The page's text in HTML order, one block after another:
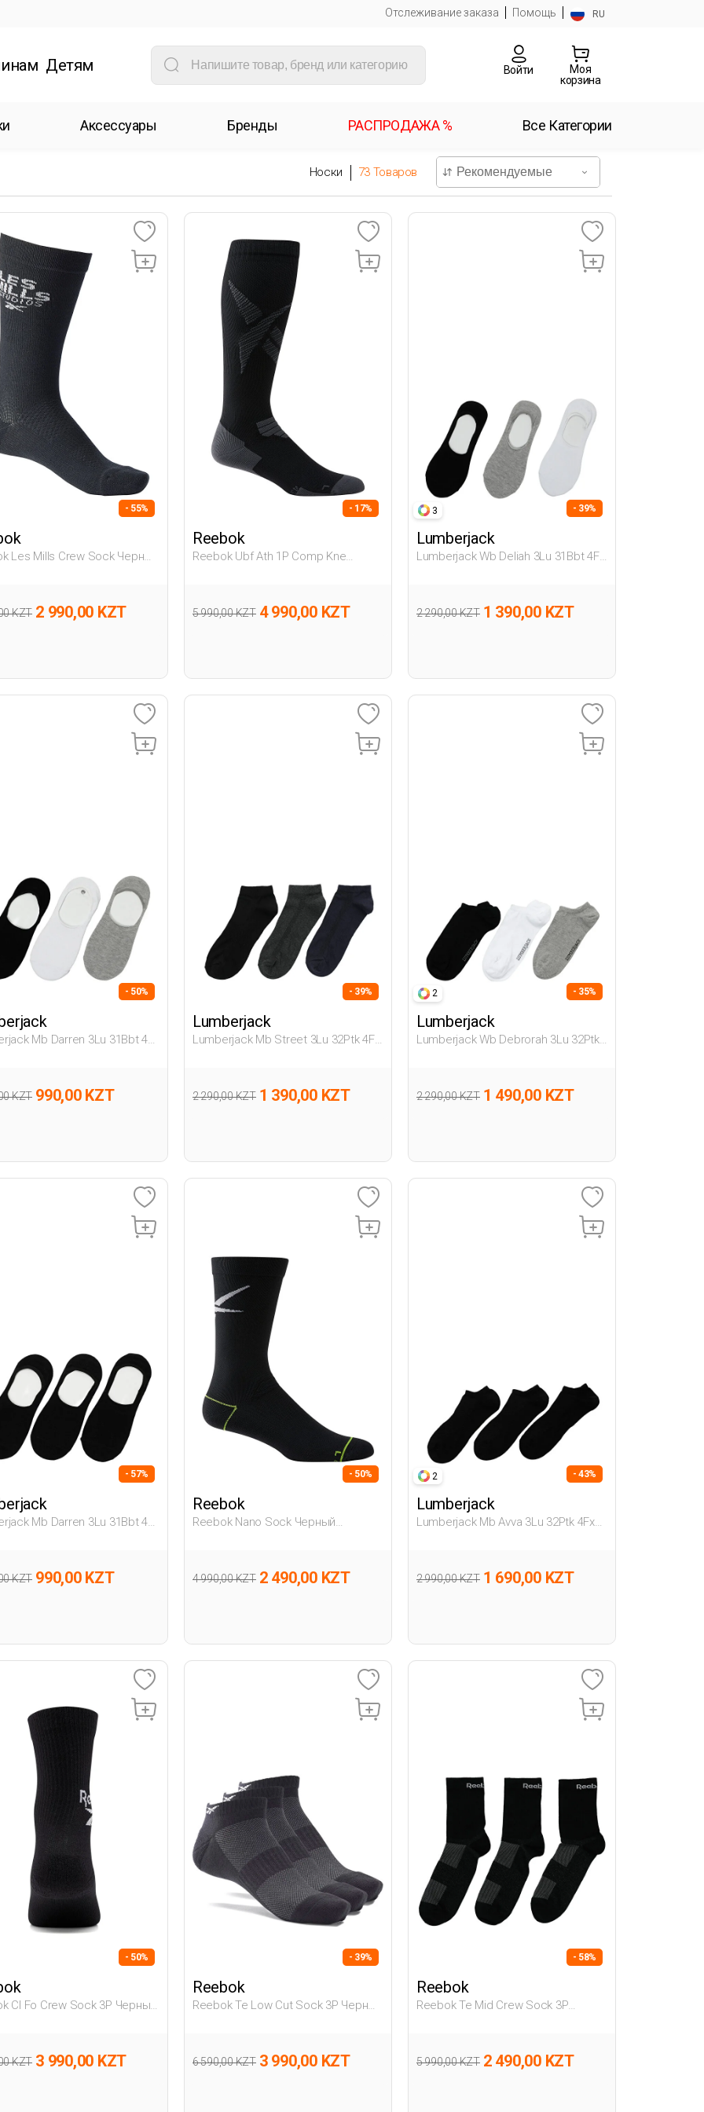
Отслеживание заказа Помощь RU
Детям Войти
Моя
корзина
Аксессуары Бренды РАСПРОДАЖА % Все Категории
Носки 73 Товаров
- 55%
Les Mills Crew Sock Черный
KZT 2 990,00 KZT
- 17%
Reebok
Reebok Ubf Ath 1P Comp Kne
5 990,00 KZT 4 990,00 KZT
3 - 39%
Lumberjack
Lumberjack Wb Deliah 3Lu 31Bbt 4Fx
2 290,00 KZT 1 390,00 KZT
- 50%
Mb Darren 3Lu 31Bbt 4Fx
KZT 990,00 KZT
- 39%
Lumberjack
Lumberjack Mb Street 3Lu 32Ptk 4Fx
2 290,00 KZT 1 390,00 KZT
2 - 35%
Lumberjack
Lumberjack Wb Debrorah 3Lu 32Ptk
2 290,00 KZT 1 490,00 KZT
- 57%
Mb Darren 3Lu 31Bbt 4Fx
KZT 990,00 KZT
- 50%
Reebok
Reebok Nano Sock Черный
4 990,00 KZT 2 490,00 KZT
2 - 43%
Lumberjack
Lumberjack Mb Avva 3Lu 32Ptk 4Fx
2 990,00 KZT 1 690,00 KZT
- 50%
Cl Fo Crew Sock 3P Черный
KZT 3 990,00 KZT
- 39%
Reebok
Reebok Te Low Cut Sock 3P Черный
6 590,00 KZT 3 990,00 KZT
- 58%
Reebok
Reebok Te Mid Crew Sock 3P
5 990,00 KZT 2 490,00 KZT